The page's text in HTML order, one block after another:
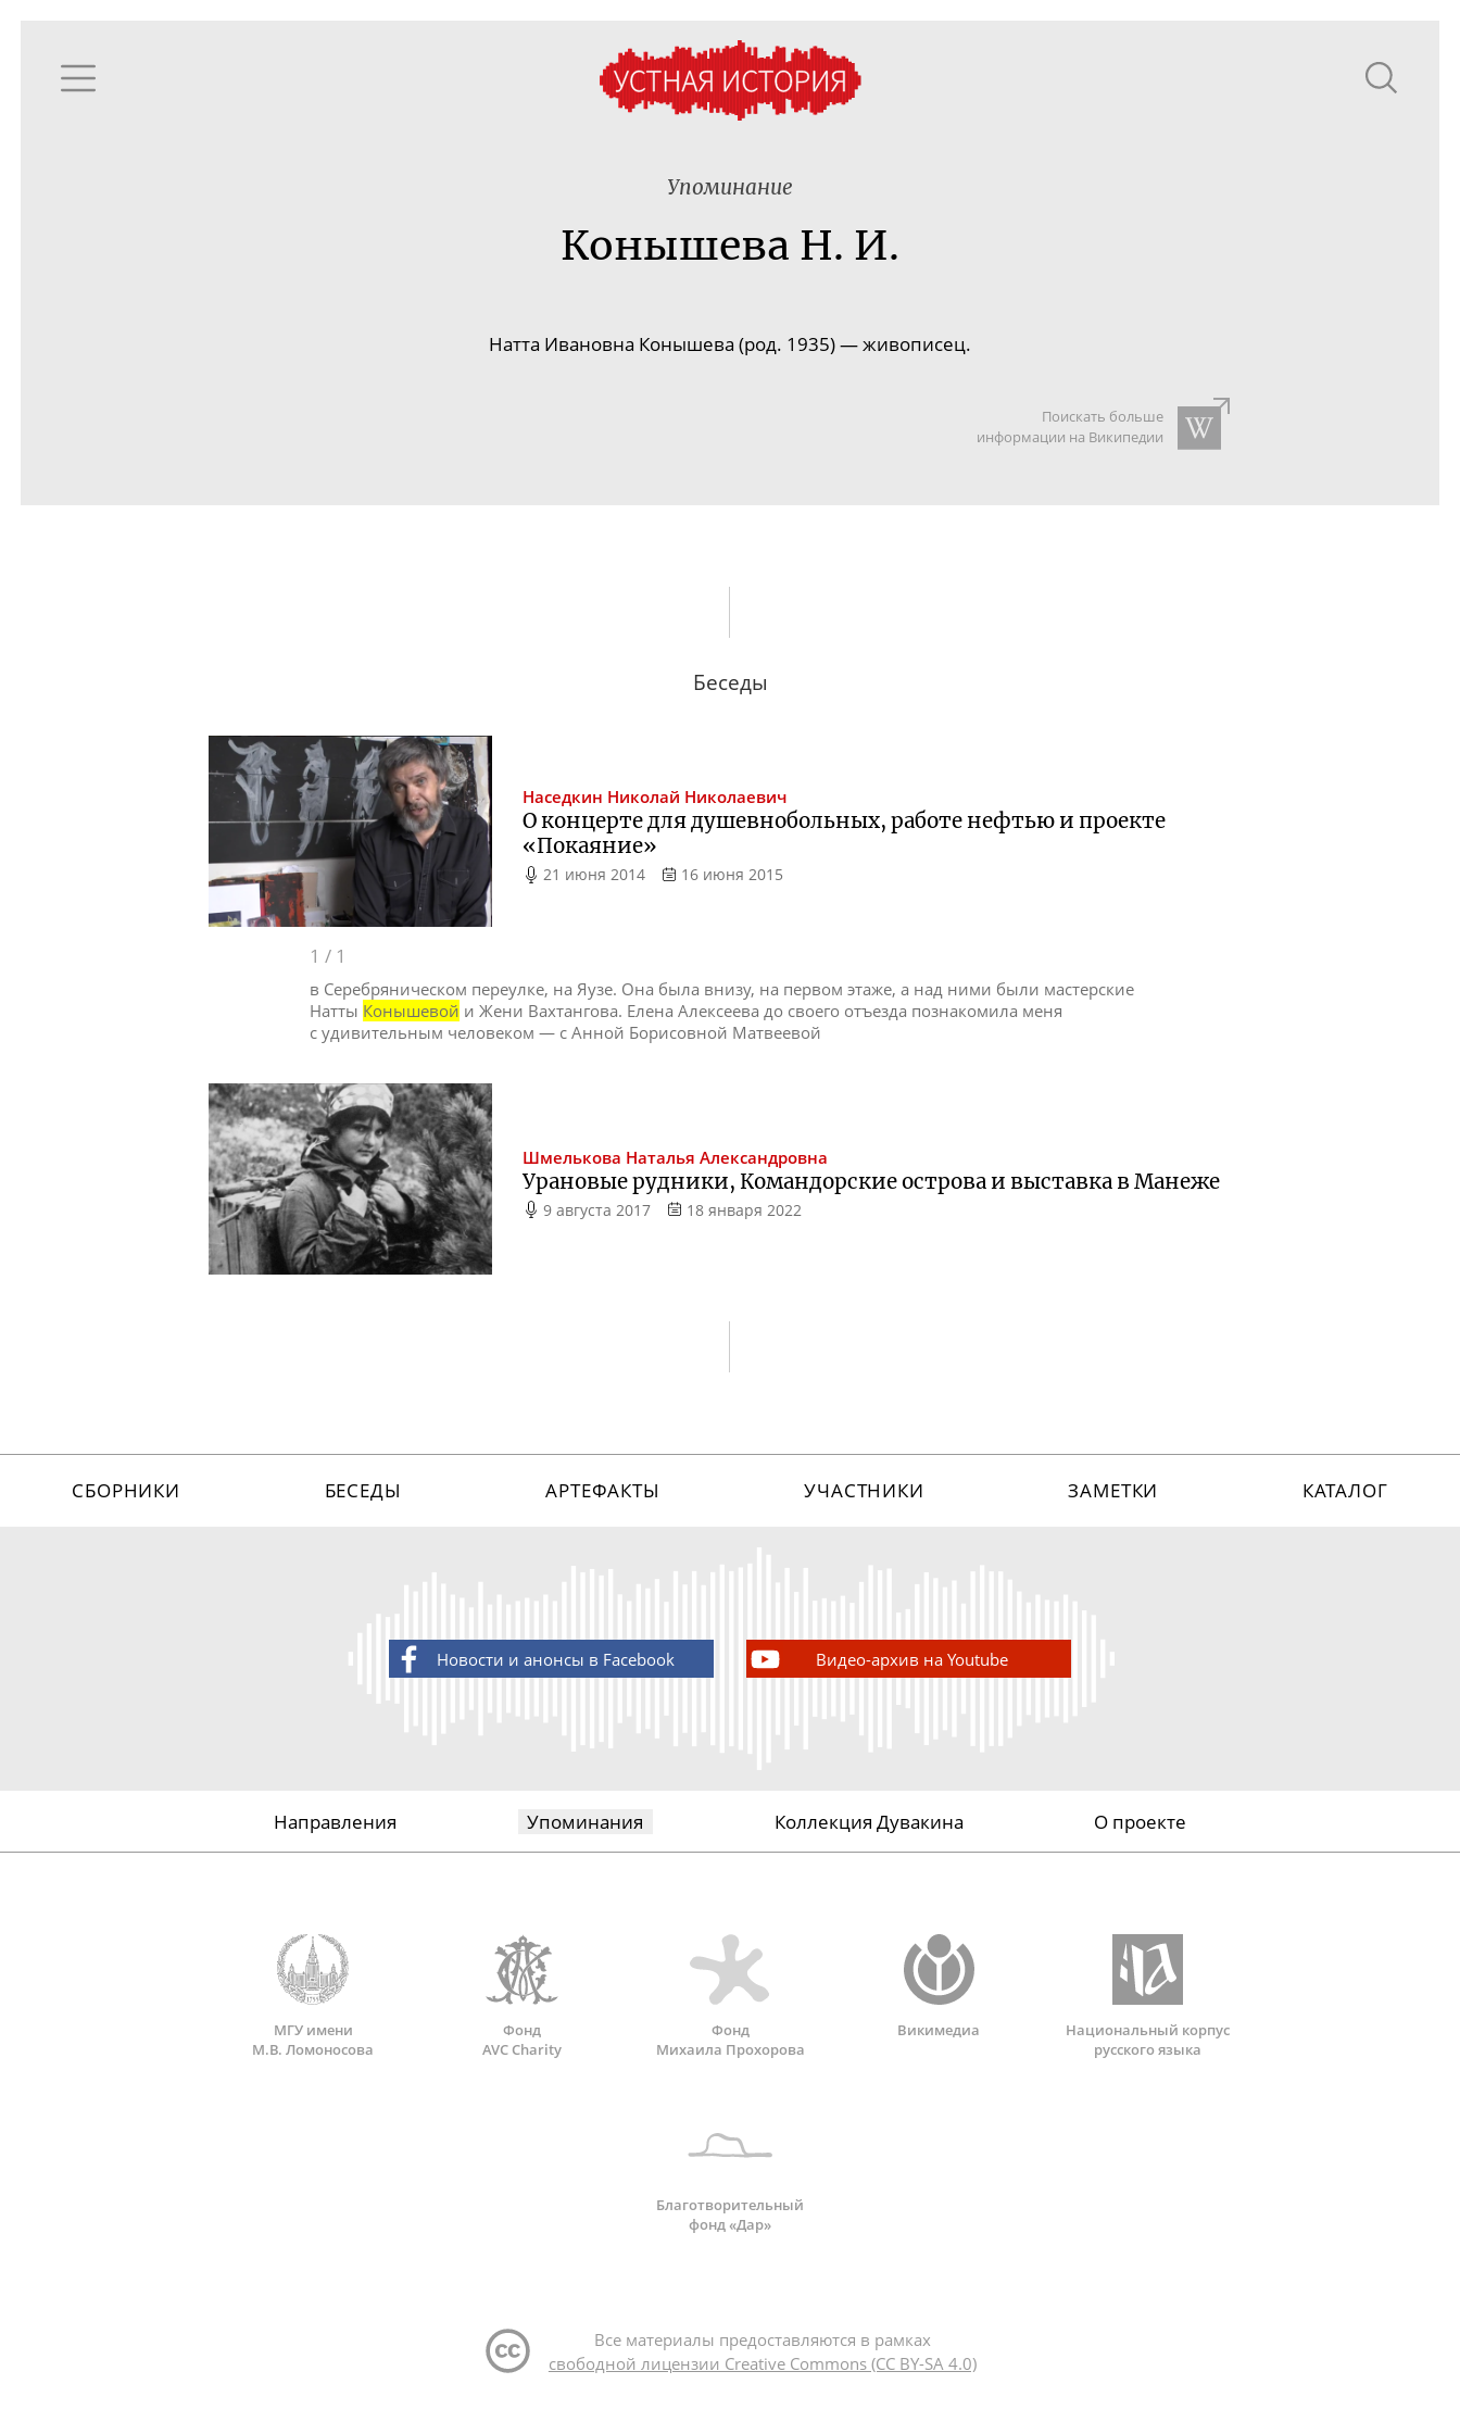
Упоминание
Конышева Н. И.
Натта Ивановна Конышева (род. 1935) — живописец.
Поискать больше
информации на Википедии
Беседы
Наседкин Николай Николаевич
О концерте для душевнобольных, работе нефтью и проекте
«Покаяние»
21 июня 2014 16 июня 2015
1 / 1
в Серебряническом переулке, на Яузе. Она была внизу, на первом этаже, а над ними были мастерские
Натты Конышевой и Жени Вахтангова. Елена Алексеева до своего отъезда познакомила меня
с удивительным человеком — с Анной Борисовной Матвеевой
Шмелькова Наталья Александровна
Урановые рудники, Командорские острова и выставка в Манеже
9 августа 2017 18 января 2022
СБОРНИКИ БЕСЕДЫ АРТЕФАКТЫ УЧАСТНИКИ ЗАМЕТКИ КАТАЛОГ
Новости и анонсы в Facebook Видео-архив на Youtube
Направления Упоминания Коллекция Дувакина О проекте
МГУ имени
М.В. Ломоносова
Фонд
AVC Charity
Фонд
Михаила Прохорова
Викимедиа
Национальный корпус
русского языка
Благотворительный
фонд «Дар»
Все материалы предоставляются в рамках
свободной лицензии Creative Commons (CC BY-SA 4.0)